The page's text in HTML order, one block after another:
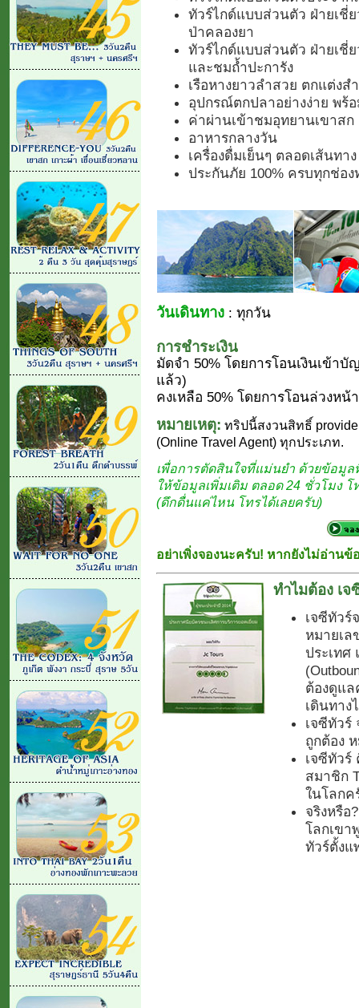
ทัวร์ไกด์แบบส่วนตัว ฝ่ายเชี่
ป่าคลองยา
ทัวร์ไกด์แบบส่วนตัว ฝ่ายเชี่
และชมถ้ำปะการัง
เรือหางยาวลำสวย ตกแต่งส
อุปกรณ์ตกปลาอย่างง่าย พร้อ
ค่าผ่านเข้าชมอุทยานเขาส
อาหารกลางวัน
เครื่องดื่มเย็นๆ ตลอดเส้นทาง
ประกันภัย 100% ครบทุกช่อ
วันเดินทาง : ทุกวัน
การชำระเงิน
มัดจำ 50% โดยการโอนเงินเข้า
แล้ว)
คงเหลือ 50% โดยการโอนล่วงห
หมายเหตุ: ทริปนี้สงวนสิทธิ์
(Online Travel Agent) ทุกประเภท.
เพื่อการตัดสินใจที่แม่นยำ ด้วยข้อมูล
ให้ข้อมูลเพิ่มเติม ตลอด 24 ชั่วโมง โ
(ดึกดื่นแค่ไหน โทรได้เลยครับ)
อย่าเพิ่งจองนะครับ! หากยังไม่อ่าน
ทำไมต้อง เ
เจซีทัวร์
หมายเล
ประเทศ
ต้องดูแล
เดินทาง
เจซีทัวร์
ถูกต้อง
เจซีทัวร์
สมาชิก
ในโลกค
จริงหรือ
โลกเขา
ทัวร์ตั้งแ